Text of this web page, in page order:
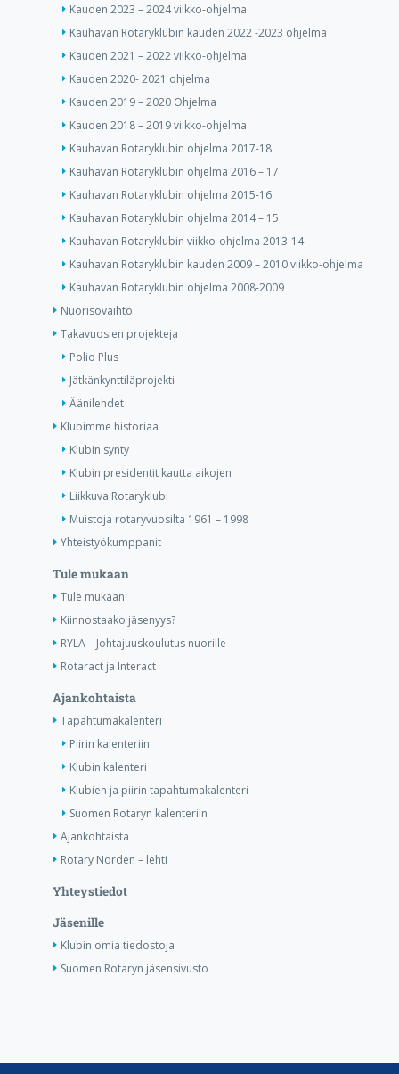
Kauden 2023 – 2024 viikko-ohjelma
Kauhavan Rotaryklubin kauden 2022 -2023 ohjelma
Kauden 2021 – 2022 viikko-ohjelma
Kauden 2020- 2021 ohjelma
Kauden 2019 – 2020 Ohjelma
Kauden 2018 – 2019 viikko-ohjelma
Kauhavan Rotaryklubin ohjelma 2017-18
Kauhavan Rotaryklubin ohjelma 2016 – 17
Kauhavan Rotaryklubin ohjelma 2015-16
Kauhavan Rotaryklubin ohjelma 2014 – 15
Kauhavan Rotaryklubin viikko-ohjelma 2013-14
Kauhavan Rotaryklubin kauden 2009 – 2010 viikko-ohjelma
Kauhavan Rotaryklubin ohjelma 2008-2009
Nuorisovaihto
Takavuosien projekteja
Polio Plus
Jätkänkynttiläprojekti
Äänilehdet
Klubimme historiaa
Klubin synty
Klubin presidentit kautta aikojen
Liikkuva Rotaryklubi
Muistoja rotaryvuosilta 1961 – 1998
Yhteistyökumppanit
Tule mukaan
Tule mukaan
Kiinnostaako jäsenyys?
RYLA – Johtajuuskoulutus nuorille
Rotaract ja Interact
Ajankohtaista
Tapahtumakalenteri
Piirin kalenteriin
Klubin kalenteri
Klubien ja piirin tapahtumakalenteri
Suomen Rotaryn kalenteriin
Ajankohtaista
Rotary Norden – lehti
Yhteystiedot
Jäsenille
Klubin omia tiedostoja
Suomen Rotaryn jäsensivusto